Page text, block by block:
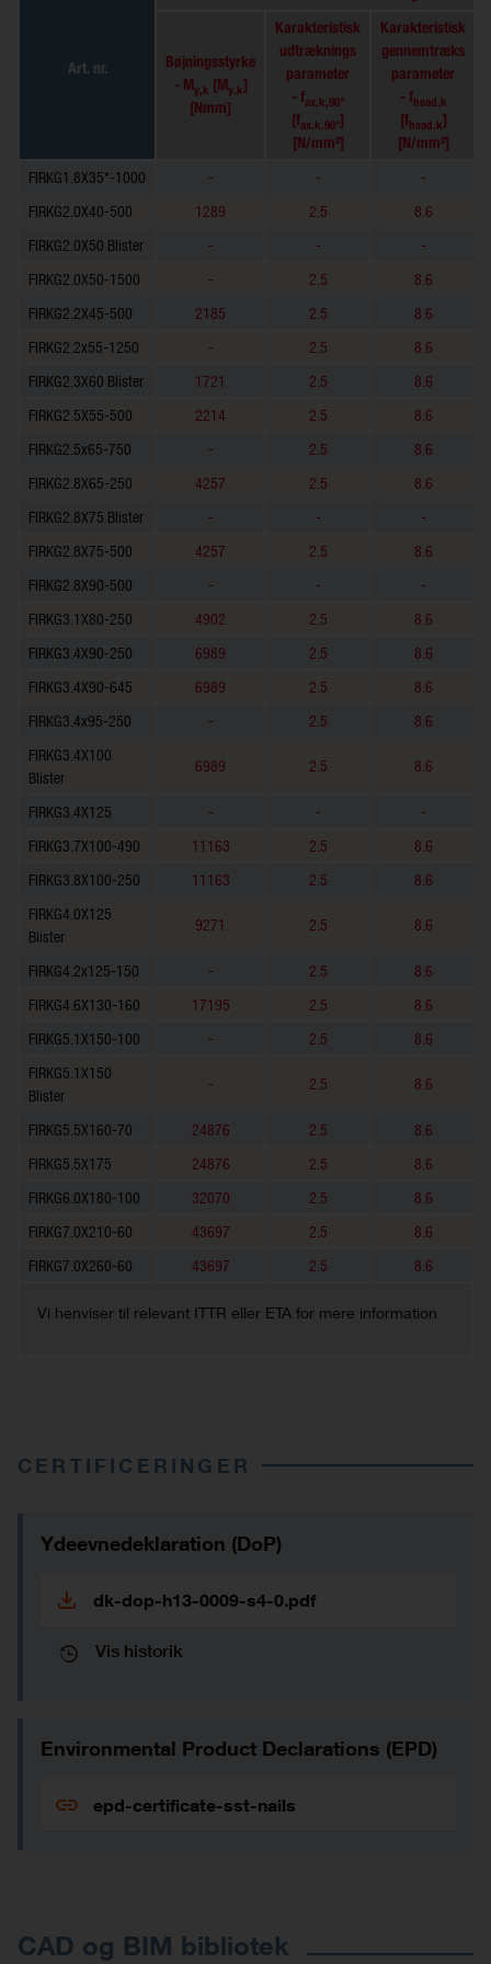
Art. nr.
Bøjningsstyrke
- My,k [My.k]
[Nmm]
Karakteristisk
udtræknings
parameter
- fax,k,90°
[fax.k.90°]
[N/mm²]
Karakteristisk
gennemtræks
parameter
- fhead,k
[fhead.k]
[N/mm²]
FIRKG1.8X35*-1000 - -
-
FIRKG2.0X40-500
1289 2.5
8.6
FIRKG2.0X50 Blister
- -
-
FIRKG2.0X50-1500
- 2.5
8.6
FIRKG2.2X45-500
2185 2.5
8.6
FIRKG2.2x55-1250
- 2.5
8.6
FIRKG2.3X60 Blister
1721 2.5
8.6
FIRKG2.5X55-500
2214 2.5
8.6
FIRKG2.5x65-750
- 2.5
8.6
FIRKG2.8X65-250
4257 2.5
8.6
FIRKG2.8X75 Blister
- -
-
FIRKG2.8X75-500
4257 2.5
8.6
FIRKG2.8X90-500
- -
-
FIRKG3.1X80-250
4902 2.5
8.6
FIRKG3.4X90-250
6989 2.5
8.6
FIRKG3.4X90-645
6989 2.5
8.6
FIRKG3.4x95-250
- 2.5
8.6
FIRKG3.4X100
Blister
6989 2.5 8.6
FIRKG3.4X125 - -
-
FIRKG3.7X100-490
11163 2.5
8.6
FIRKG3.8X100-250
11163 2.5
8.6
FIRKG4.0X125
Blister
9271 2.5 8.6
FIRKG4.2x125-150 - 2.5
8.6
FIRKG4.6X130-160
17195 2.5
8.6
FIRKG5.1X150-100
- 2.5
8.6
FIRKG5.1X150
Blister
- 2.5 8.6
FIRKG5.5X160-70 24876 2.5
8.6
FIRKG5.5X175
24876 2.5
8.6
FIRKG6.0X180-100
32070 2.5
8.6
FIRKG7.0X210-60
43697 2.5
8.6
FIRKG7.0X260-60
43697 2.5 8.6
Vi henviser til relevant ITTR eller ETA for mere information
CERTIFICERINGER
Ydeevnedeklaration (DoP)
dk-dop-h13-0009-s4-0.pdf
Vis historik
Environmental Product Declarations (EPD)
epd-certificate-sst-nails
CAD og BIM bibliotek